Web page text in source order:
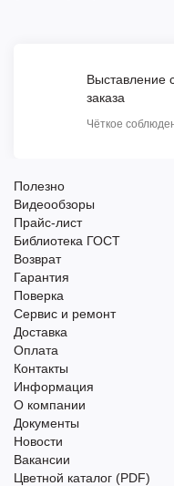
Выставление
заказа
Чёткое
Полезно
Видеообзоры
Прайс-лист
Библиотека ГОСТ
Возврат
Гарантия
Поверка
Сервис и ремонт
Доставка
Оплата
Контакты
Информация
О компании
Документы
Новости
Вакансии
Цветной каталог (PDF)